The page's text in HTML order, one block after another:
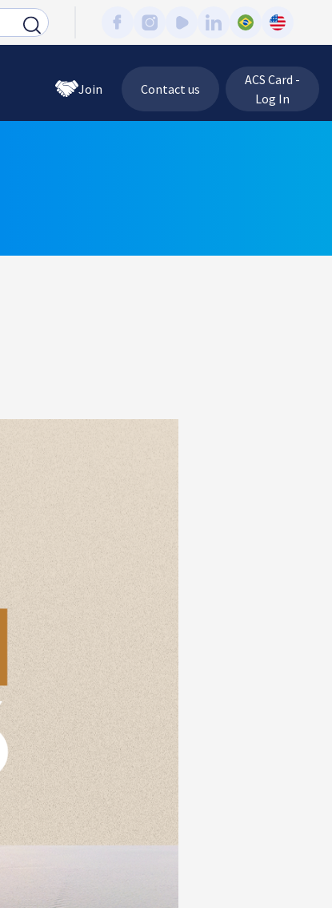
Join Contact us
ACS Card -
Log In